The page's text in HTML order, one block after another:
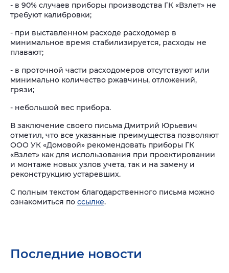
- в 90% случаев приборы производства ГК «Взлет» не
требуют калибровки;
- при выставленном расходе расходомер в
минимальное время стабилизируется, расходы не
плавают;
- в проточной части расходомеров отсутствуют или
минимально количество ржавчины, отложений,
грязи;
- небольшой вес прибора.
В заключение своего письма Дмитрий Юрьевич
отметил, что все указанные преимущества позволяют
ООО УК «Домовой» рекомендовать приборы ГК
«Взлет» как для использования при проектировании
и монтаже новых узлов учета, так и на замену и
реконструкцию устаревших.
С полным текстом благодарственного письма можно
ознакомиться по ссылке.
Последние новости